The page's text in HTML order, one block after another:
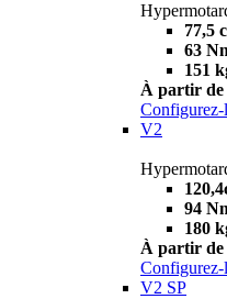
77,5
63
151
À partir de
Configurez-
V2
94
180
À partir de
Configurez-
V2 SP